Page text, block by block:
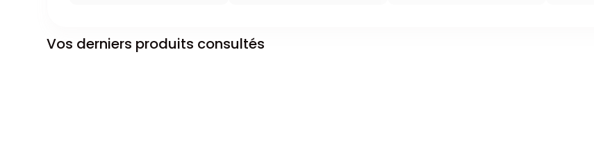
Vos derniers produits consultés